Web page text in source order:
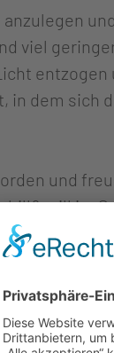
viel
in dem sich
und
im